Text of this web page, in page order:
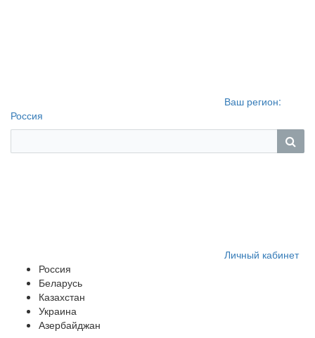
Ваш регион:
Россия
Личный кабинет
Россия
Беларусь
Казахстан
Украина
Азербайджан